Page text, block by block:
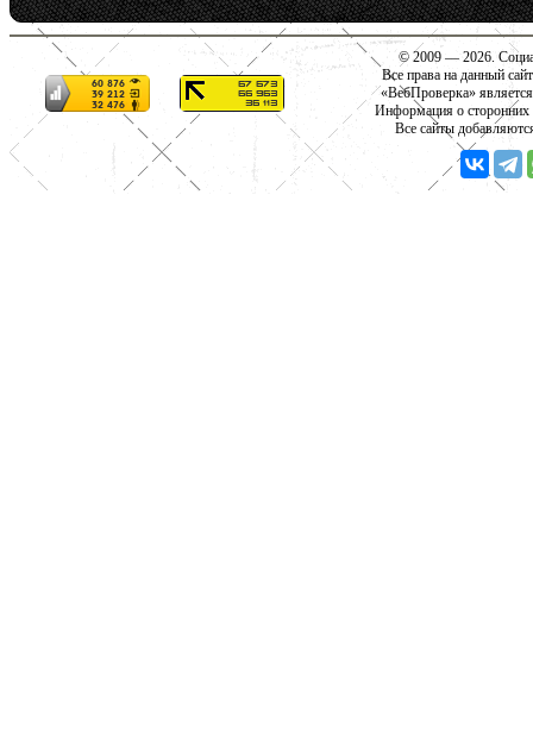
© 2009 — 2026.
Все права на данный
«ВебПроверка»
Информация о сторонних
Все сайты